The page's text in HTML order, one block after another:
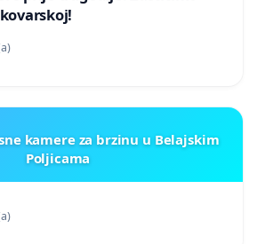
kamere za brzinu u Belajskim
Poljicama